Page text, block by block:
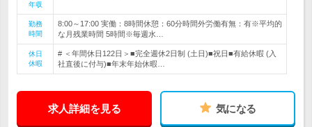
年収
勤務
時間
8:00～17:00 実働：8時間休憩：60分時間外労働有無：有※平均的
な月残業時間 5時間※毎週水…
休日
休暇
# ＜年間休日122日＞■完全週休2日制 (土日)■祝日■有給休暇 (入
社直後に付与)■年末年始休暇…
求人詳細を見る 気になる